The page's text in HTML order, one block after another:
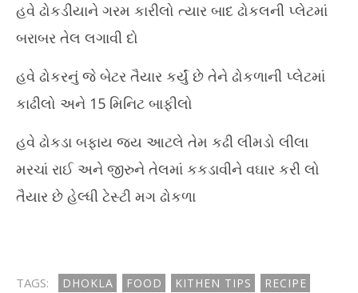
હવે ઢોકડીયાને ગરમ કારીલો ત્યાર બાદ ઢોકલની પ્લેટમાં
બરાબર તેલ લગાવી દો
હવે ઢોકરનું જે બેટર તૈયાર કર્યું છે તેને ઢોકળાની પ્લેટમાં
કાઢીલો અને 15 મિનિટ બાફીલો
હવે ઢોકડા બફાય જય આટલે તેમ કઢી લીમડો લીલા
મરચાં રાઈ અને જીરુને તેલમાં કકડાવીને વઘાર કરી લો
તૈયાર છે હેલ્ધી ટેસ્ટી મગ ઢોકળા
TAGS: DHOKLA FOOD KITHEN TIPS RECIPE